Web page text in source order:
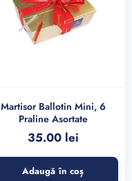
Martisor Ballotin Mini, 6
Praline Asortate
35.00 lei
Adaugă în coș